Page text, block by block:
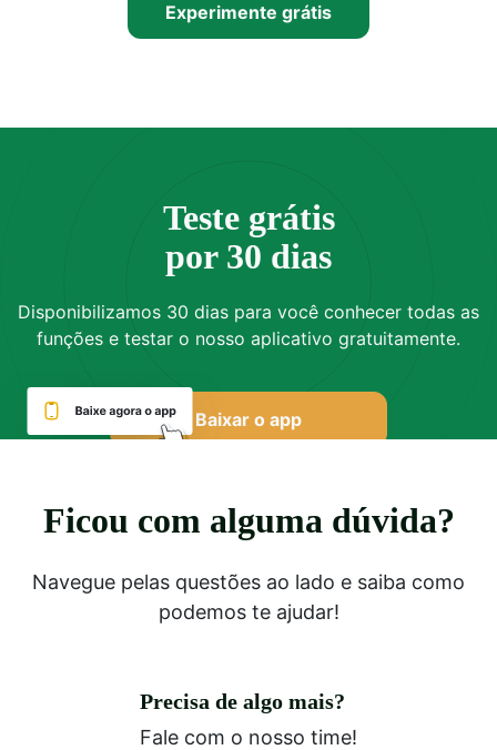
Experimente grátis
Teste grátis
por 30 dias
Disponibilizamos 30 dias para você conhecer todas as
funções e testar o nosso aplicativo gratuitamente.
Baixar o app
Ficou com alguma dúvida?
Navegue pelas questões ao lado e saiba como
podemos te ajudar!
Precisa de algo mais?
Fale com o nosso time!